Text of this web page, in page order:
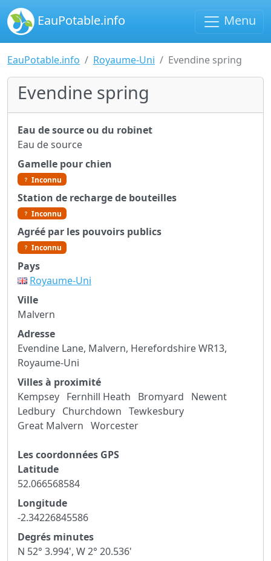
EauPotable.info Menu
EauPotable.info Royaume-Uni Evendine spring
Evendine spring
Eau de source ou du robinet
Eau de source
Gamelle pour chien
Inconnu
Station de recharge de bouteilles
Inconnu
Agréé par les pouvoirs publics
Inconnu
Pays
Royaume-Uni
Ville
Malvern
Adresse
Evendine Lane, Malvern, Herefordshire WR13,
Royaume-Uni
Villes à proximité
Kempsey Fernhill Heath Bromyard
Newent
Ledbury Churchdown Tewkesbury
Great Malvern Worcester
Les coordonnées GPS
Latitude
52.066568584
Longitude
-2.34226845586
Degrés minutes
N 52° 3.994', W 2° 20.536'